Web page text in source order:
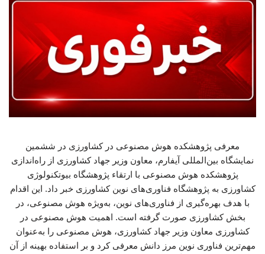
معرفی پژوهشکده هوش مصنوعی در کشاورزی در ششمین
نمایشگاه بین‌المللی آیفارم، معاون وزیر جهاد کشاورزی از راه‌اندازی
پژوهشکده هوش مصنوعی با ارتقاء پژوهشگاه بیوتکنولوژی
کشاورزی به پژوهشگاه فناوری‌های نوین کشاورزی خبر داد. این اقدام
با هدف بهره‌گیری از فناوری‌های نوین، به‌ویژه هوش مصنوعی، در
بخش کشاورزی صورت گرفته است. اهمیت هوش مصنوعی در
کشاورزی معاون وزیر جهاد کشاورزی، هوش مصنوعی را به‌عنوان
مهم‌ترین فناوری نوین مرز دانش معرفی کرد و بر استفاده بهینه از آن